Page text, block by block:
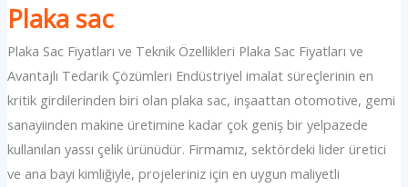
Plaka sac
Plaka Sac Fiyatları ve Teknik Özellikleri Plaka Sac Fiyatları ve
Avantajlı Tedarik Çözümleri Endüstriyel imalat süreçlerinin en
kritik girdilerinden biri olan plaka sac, inşaattan otomotive, gemi
sanayiinden makine üretimine kadar çok geniş bir yelpazede
kullanılan yassı çelik ürünüdür. Firmamız, sektördeki lider üretici
ve ana bayi kimliğiyle, projeleriniz için en uygun maliyetli